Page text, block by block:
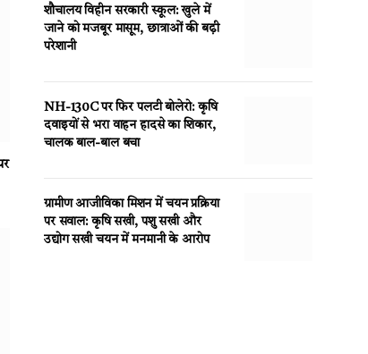
शौचालय विहीन सरकारी स्कूल: खुले में
जाने को मजबूर मासूम, छात्राओं की बढ़ी
परेशानी
NH-130C पर फिर पलटी बोलेरो: कृषि
दवाइयों से भरा वाहन हादसे का शिकार,
चालक बाल-बाल बचा
ग्रामीण आजीविका मिशन में चयन प्रक्रिया
पर सवाल: कृषि सखी, पशु सखी और
उद्योग सखी चयन में मनमानी के आरोप